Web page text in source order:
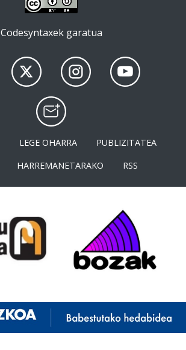
Codesyntaxek garatua
LEGE OHARRA
PUBLIZITATEA
HARREMANETARAKO RSS